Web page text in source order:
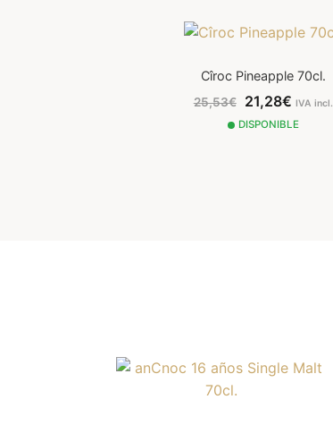
Cîroc Pineapple 70cl.
25,53€ 21,28€ IVA incl.
DISPONIBLE